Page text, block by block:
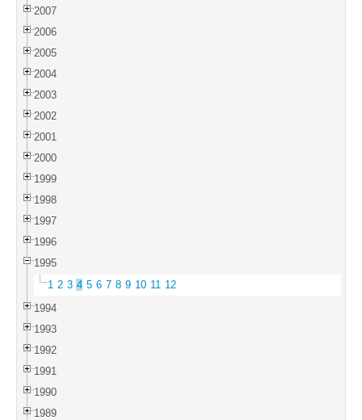
2007
2006
2005
2004
2003
2002
2001
2000
1999
1998
1997
1996
1995
1 2 3 4 5 6 7 8 9 10 11 12
1994
1993
1992
1991
1990
1989